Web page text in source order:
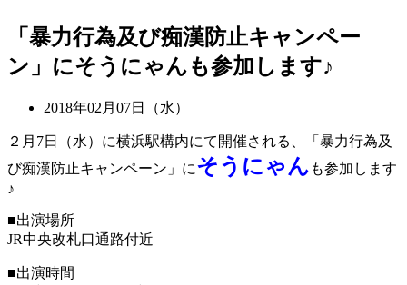
「暴力行為及び痴漢防止キャンペー
ン」にそうにゃんも参加します♪
2018年02月07日（水）
２月7日（水）に横浜駅構内にて開催される、「暴力行為及
び痴漢防止キャンペーン」にそうにゃん も参加します
♪
■出演場所
JR中央改札口通路付近
■出演時間